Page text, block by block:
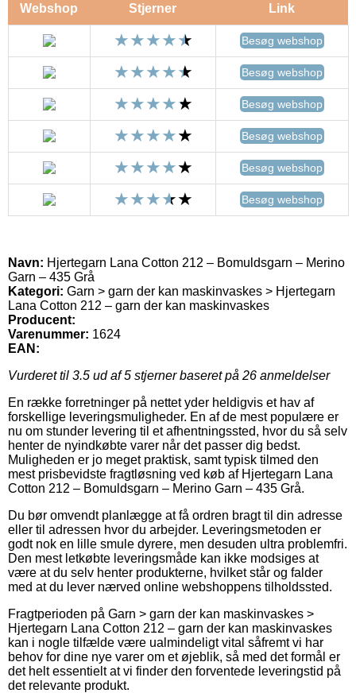
Webshop Stjerner Link
Besøg webshop
Besøg webshop
Besøg webshop
Besøg webshop
Besøg webshop
Besøg webshop
Navn: Hjertegarn Lana Cotton 212 – Bomuldsgarn – Merino
Garn – 435 Grå
Kategori: Garn > garn der kan maskinvaskes > Hjertegarn
Lana Cotton 212 – garn der kan maskinvaskes
Producent:
Varenummer: 1624
EAN:
Vurderet til 3.5 ud af 5 stjerner baseret på 26 anmeldelser
En række forretninger på nettet yder heldigvis et hav af
forskellige leveringsmuligheder. En af de mest populære er
nu om stunder levering til et afhentningssted, hvor du så selv
henter de nyindkøbte varer når det passer dig bedst.
Muligheden er jo meget praktisk, samt typisk tilmed den
mest prisbevidste fragtløsning ved køb af Hjertegarn Lana
Cotton 212 – Bomuldsgarn – Merino Garn – 435 Grå.
Du bør omvendt planlægge at få ordren bragt til din adresse
eller til adressen hvor du arbejder. Leveringsmetoden er
godt nok en lille smule dyrere, men desuden ultra problemfri.
Den mest letkøbte leveringsmåde kan ikke modsiges at
være at du selv henter produkterne, hvilket står og falder
med at du lever nærved online webshoppens tilholdssted.
Fragtperioden på Garn > garn der kan maskinvaskes >
Hjertegarn Lana Cotton 212 – garn der kan maskinvaskes
kan i nogle tilfælde være ualmindeligt vital såfremt vi har
behov for dine nye varer om et øjeblik, så med det formål er
det helt essentielt at vi finder den forventede leveringstid på
det relevante produkt.